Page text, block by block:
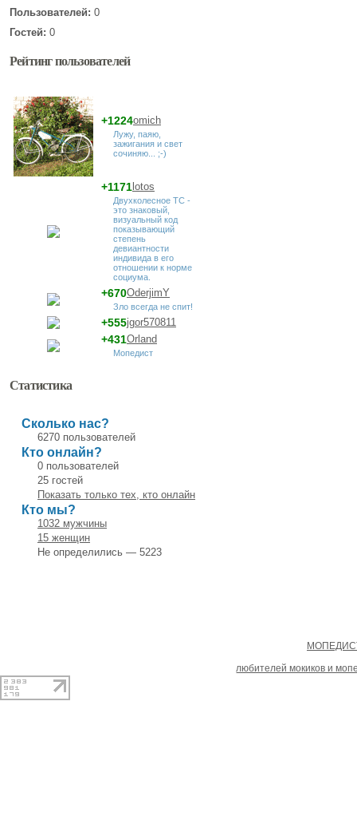
Пользователей: 0
Гостей: 0
Рейтинг пользователей
omich
+1224
Лужу, паяю,
зажигания и свет
сочиняю... ;-)
lotos
+1171
Двухколесное ТС -
это знаковый,
визуальный код
показывающий
степень
девиантности
индивида в его
отношении к норме
социума.
OderjimY
+670
Зло всегда не спит!
jgor570811
+555
Orland
+431
Мопедист
Статистика
Сколько нас?
6270 пользователей
Кто онлайн?
0 пользователей
25 гостей
Показать только тех, кто онлайн
Кто мы?
1032 мужчины
15 женщин
Не определились — 5223
любителей мокиков и